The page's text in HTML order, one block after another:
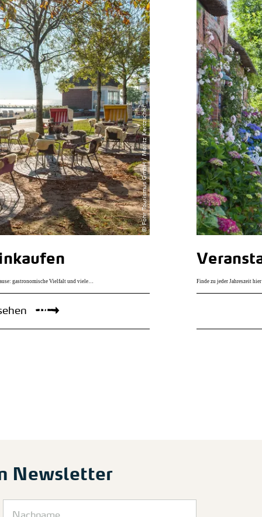
© Föhr Tourismus GmbH / Moritz Kertzscher
gastronomische Vielfalt und viele… Finde zu jeder Jahreszeit
Newsletter